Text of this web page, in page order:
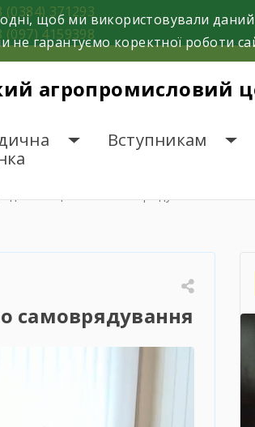
(0384) 371293
(097) 4159398
агропромисловий
Вступникам
самоврядування
щоб ми використовували
гарантуємо коректної роботи